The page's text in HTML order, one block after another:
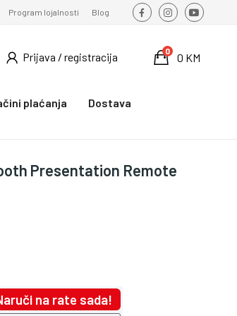
Program lojalnosti Blog
Prijava / registracija 0 KM
0
plaćanja Dostava
Presentation Remote
na rate sada!